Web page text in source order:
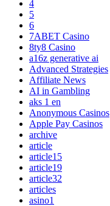
4
5
6
7ABET Casino
8ty8 Casino
a16z generative ai
Advanced Strategies
Affiliate News
AI in Gambling
aks 1 en
Anonymous Casinos
Apple Pay Casinos
archive
article
article15
article19
article32
articles
asino1